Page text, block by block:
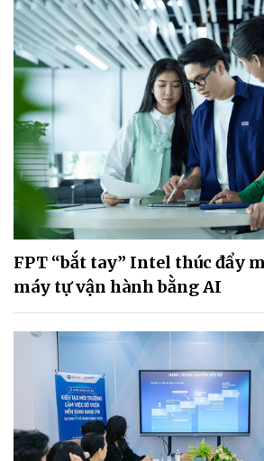
FPT “bắt tay” Intel thúc đẩy
máy tự vận hành bằng AI